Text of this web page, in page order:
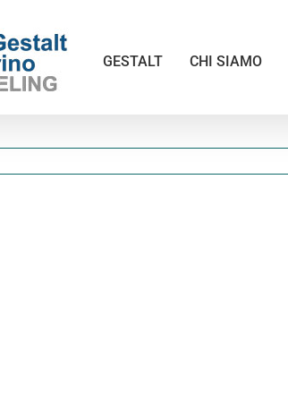
GESTALT CHI SIAMO